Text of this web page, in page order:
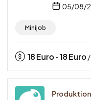
05/08/
Minijob
18Euro -18Euro